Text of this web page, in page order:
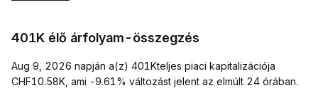
401K élő árfolyam-összegzés
Aug 9, 2026 napján a(z) 401Kteljes piaci kapitalizációja
CHF10.58K, ami -9.61% változást jelent az elmúlt 24 órában.